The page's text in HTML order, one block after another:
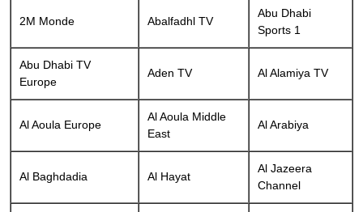
2M Monde Abalfadhl TV
Abu Dhabi
Sports 1
Abu Dhabi TV
Europe
Aden TV Al Alamiya TV
Al Aoula Europe
Al Aoula Middle
East
Al Arabiya
Al Baghdadia Al Hayat
Al Jazeera
Channel